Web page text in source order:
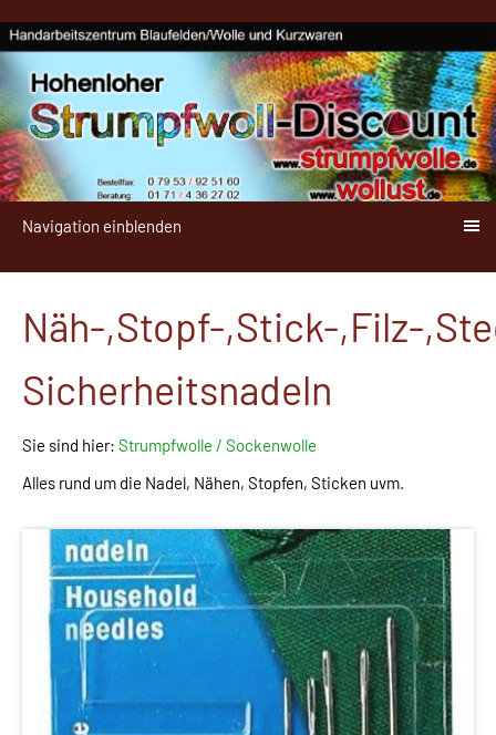
Navigation einblenden
Näh-,Stopf-,Stick-,Filz-
Sicherheitsnadeln
Sie sind hier: Strumpfwolle / Sockenwolle
Alles rund um die Nadel, Nähen, Stopfen, Sticken uvm.